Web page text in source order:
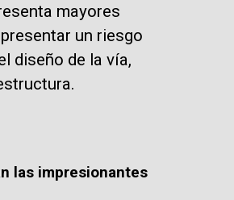
mayores
un riesgo
diseño de la vía,
las impresionantes